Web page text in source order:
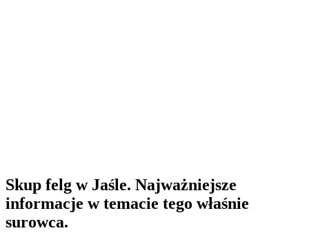
Skup felg w Jaśle. Najważniejsze
informacje w temacie tego właśnie
surowca.